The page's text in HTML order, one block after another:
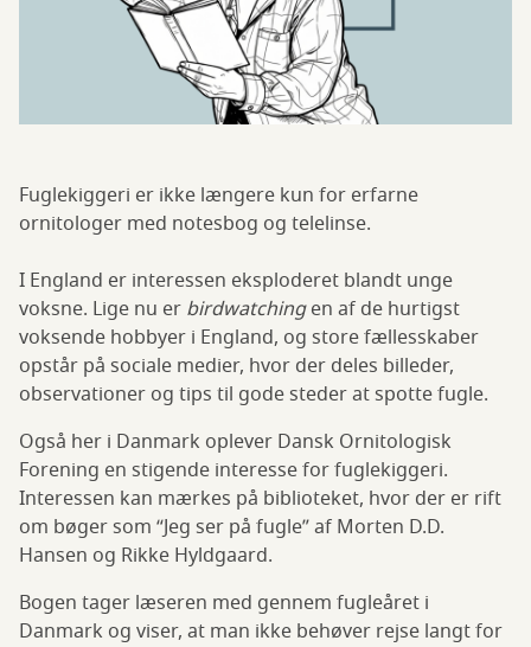
Fuglekiggeri er ikke længere kun for erfarne
ornitologer med notesbog og telelinse.
I England er interessen eksploderet blandt unge
voksne. Lige nu er birdwatchingen af de hurtigst
voksende hobbyer i England, og store fællesskaber
opstår på sociale medier, hvor der deles billeder,
observationer og tips til gode steder at spotte fugle.
Også her i Danmark oplever Dansk Ornitologisk
Forening en stigende interesse for fuglekiggeri.
Interessen kan mærkes på biblioteket, hvor der er rift
om bøger som “Jeg ser på fugle” af Morten D.D.
Hansen og Rikke Hyldgaard.
Bogen tager læseren med gennem fugleåret i
Danmark og viser, at man ikke behøver rejse langt for